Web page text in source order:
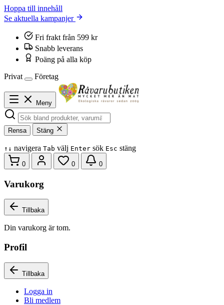
Hoppa till innehåll
Se aktuella kampanjer
Fri frakt från 599 kr
Snabb leverans
Poäng på alla köp
Privat
Företag
Meny
Rensa Stäng
↑ ↓ navigera Tab välj Enter sök Esc stäng
0 0 0
Varukorg
Tillbaka
Din varukorg är tom.
Profil
Tillbaka
Logga in
Bli medlem